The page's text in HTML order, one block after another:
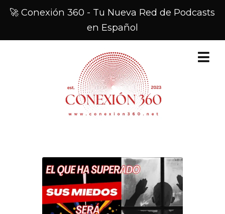
🚀 Conexión 360 - Tu Nueva Red de Podcasts
en Español